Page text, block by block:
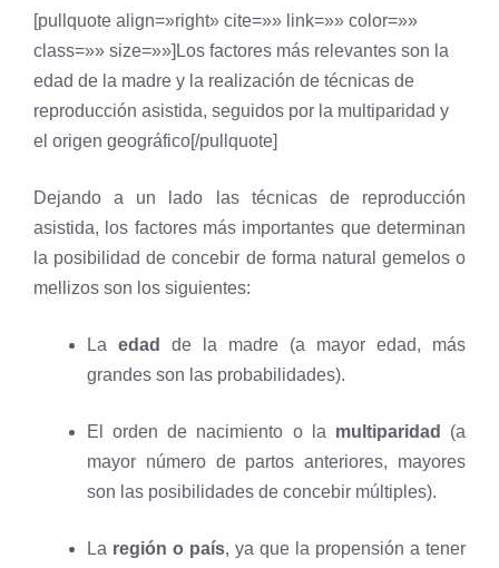
[pullquote align=»right» cite=»» link=»» color=»»
class=»» size=»»]Los factores más relevantes son la
edad de la madre y la realización de técnicas de
reproducción asistida, seguidos por la multiparidad y
el origen geográfico[/pullquote]
Dejando a un lado las técnicas de reproducción
asistida, los factores más importantes que determinan
la posibilidad de concebir de forma natural gemelos o
mellizos son los siguientes:
La edad
de la madre (a mayor edad, más
grandes son las probabilidades).
El orden de nacimiento o la multiparidad
(a
mayor número de partos anteriores, mayores
son las posibilidades de concebir múltiples).
La región o país, ya que la propensión a tener